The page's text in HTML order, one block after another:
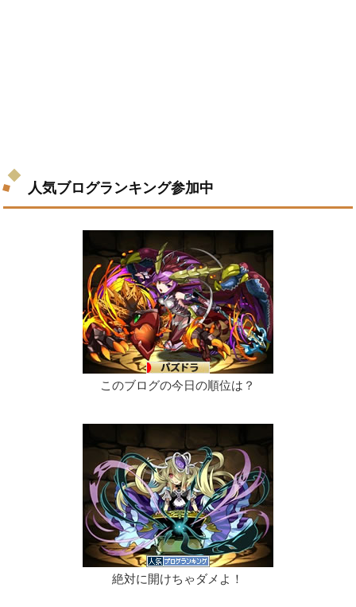
人気ブログランキング参加中
このブログの今日の順位は？
絶対に開けちゃダメよ！